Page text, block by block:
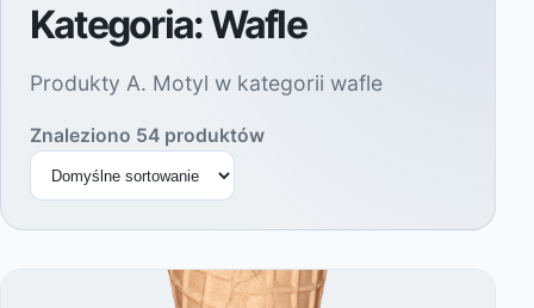
Kategoria:Wafle
Produkty A. Motyl w kategorii wafle
Znaleziono 54 produktów
Sortuj produkty